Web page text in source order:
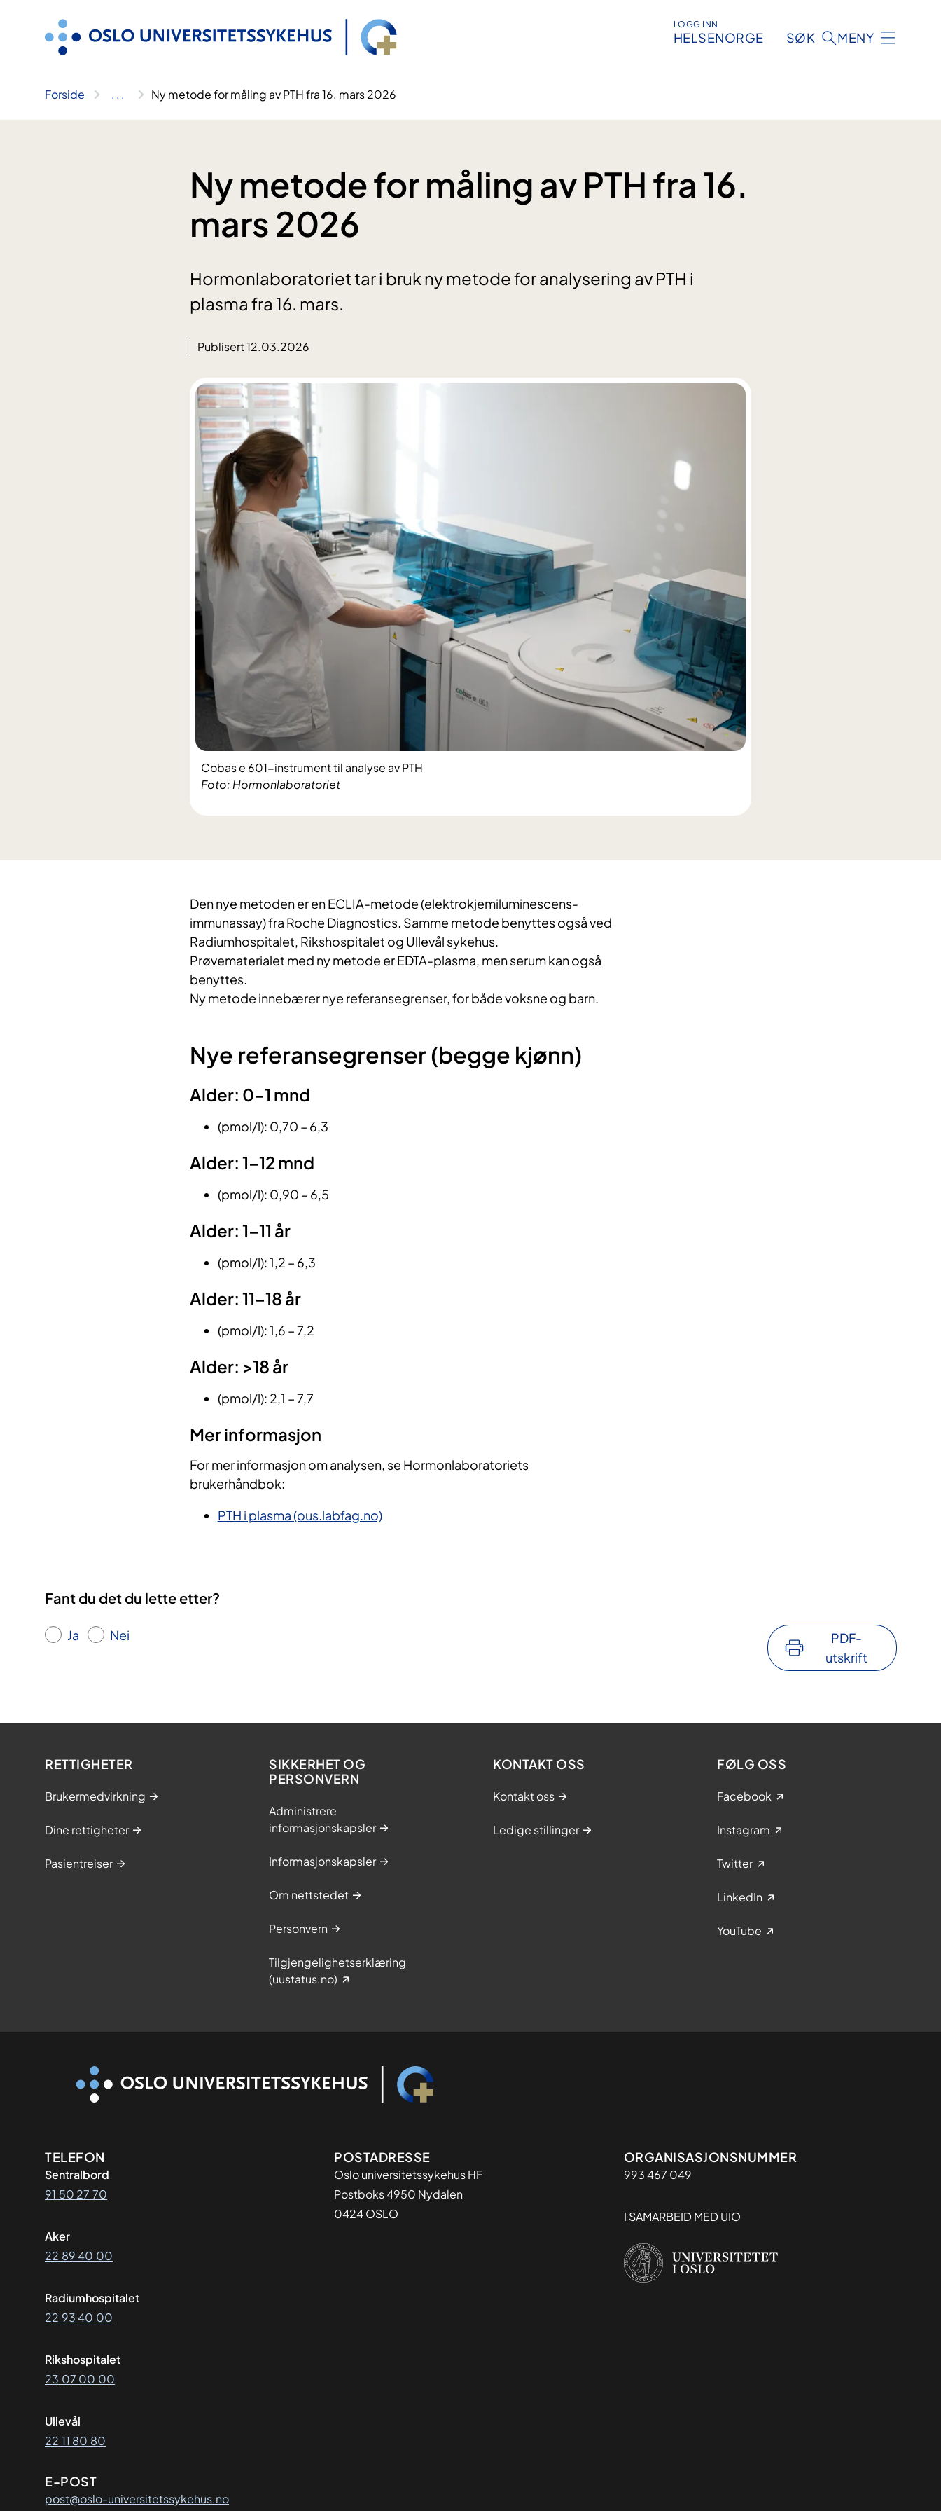
LOGG INN
HELSENORGE SØK MENY
Forside .. . Ny metode for måling av PTH fra 16. mars 2026
Ny metode for måling av PTH fra 16.
mars 2026
Hormonlaboratoriet tar i bruk ny metode for analysering av PTH i
plasma fra 16. mars.
Publisert 12.03.2026
Foto: Hormonlaboratoriet
Cobas e 601-instrument til analyse av PTH
Den nye metoden er en ECLIA-metode (elektrokjemiluminescens-
immunassay) fra Roche Diagnostics. Samme metode benyttes også ved
Radiumhospitalet, Rikshospitalet og Ullevål sykehus.
Prøvematerialet med ny metode er EDTA-plasma, men serum kan også
benyttes.
Ny metode innebærer nye referansegrenser, for både voksne og barn.
Nye referansegrenser (begge kjønn)
Alder: 0–1 mnd
(pmol/l): 0,70 – 6,3
Alder: 1–12 mnd
(pmol/l): 0,90 – 6,5
Alder: 1–11 år
(pmol/l): 1,2 – 6,3
Alder: 11–18 år
(pmol/l): 1,6 – 7,2
Alder: >18 år
(pmol/l): 2,1 – 7,7
Mer informasjon
For mer informasjon om analysen, se Hormonlaboratoriets
brukerhåndbok:
PTH i plasma (ous.labfag.no)
Fant du det du lette etter?
Ja Nei
PDF-
utskrift
RETTIGHETER
Brukermedvirkning
Dine rettigheter
Pasientreiser
SIKKERHET OG
PERSONVERN
Administrere
informasjonskapsler
Informasjonskapsler
Om nettstedet
Personvern
Tilgjengelighetserklæring
(uustatus.no)
KONTAKT OSS
Kontakt oss
Ledige stillinger
FØLG OSS
Facebook
Instagram
Twitter
LinkedIn
YouTube
Kontaktinformasjon
TELEFON
Sentralbord
91 50 27 70
Aker
22 89 40 00
Radiumhospitalet
22 93 40 00
Rikshospitalet
23 07 00 00
Ullevål
22 11 80 80
E-POST
post@oslo-universitetssykehus.no
Adresse
POSTADRESSE
Oslo universitetssykehus HF
Postboks 4950 Nydalen
0424 OSLO
Organisasjon
ORGANISASJONSNUMMER
993 467 049
I SAMARBEID MED UIO